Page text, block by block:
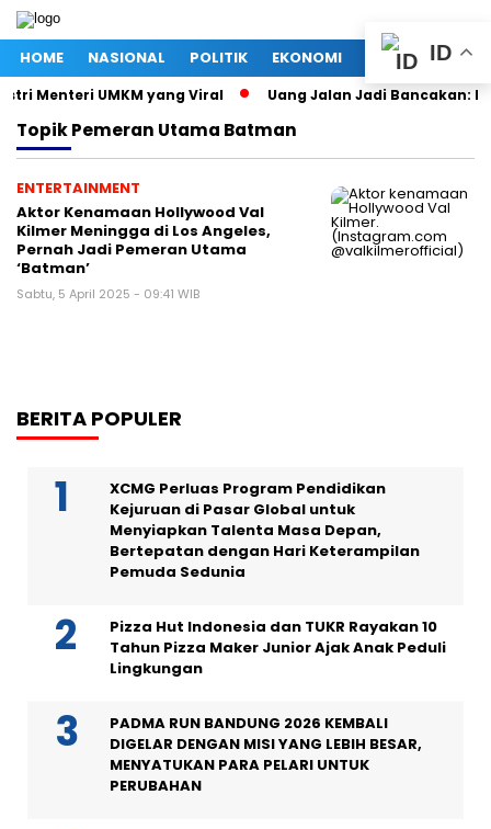
HOME NASIONAL POLITIK EKONOMI MEGAPOLITAN
Menteri UMKM yang Viral Uang Jalan Jadi Bancakan:
TopikPemeran Utama Batman
ENTERTAINMENT
Aktor Kenamaan Hollywood Val
Kilmer Meningga di Los Angeles,
Pernah Jadi Pemeran Utama
‘Batman’
Sabtu, 5 April 2025 - 09:41 WIB
BERITA POPULER
XCMG Perluas Program Pendidikan
Kejuruan di Pasar Global untuk
Menyiapkan Talenta Masa Depan,
Bertepatan dengan Hari Keterampilan
Pemuda Sedunia
Pizza Hut Indonesia dan TUKR Rayakan 10
Tahun Pizza Maker Junior Ajak Anak Peduli
Lingkungan
PADMA RUN BANDUNG 2026 KEMBALI
DIGELAR DENGAN MISI YANG LEBIH BESAR,
MENYATUKAN PARA PELARI UNTUK
PERUBAHAN
ID